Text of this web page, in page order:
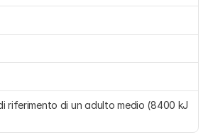
riferimento di un adulto medio (8400 kJ